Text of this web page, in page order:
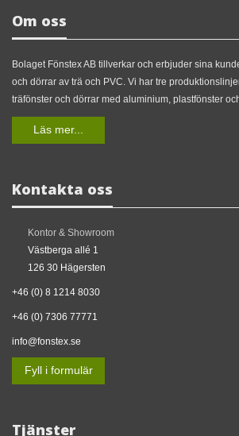
Om oss
Bolaget Fönstex AB tillverkar och erbjuder sina
och dörrar av trä och PVC. Vi har tre
träfönster och dörrar med aluminium, plastfönster
Läs mer...
Kontakta oss
Kontor & Showroom
Västberga allé 1
126 30 Hägersten
+46 (0) 8 1214 8030
+46 (0) 7306 77771
info@fonstex.se
Fyll i formulär
Tjänster